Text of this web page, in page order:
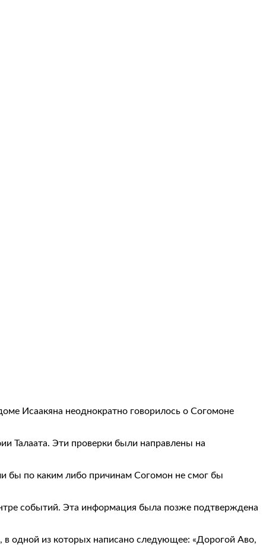
Исаакяна неоднократно говорилось о Согомоне
Талаата. Эти проверки были направлены на
бы по каким либо причинам Согомон не смог бы
событий. Эта информация была позже подтверждена
одной из которых написано следующее: «Дорогой Аво,